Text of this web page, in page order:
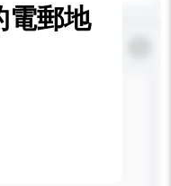
電郵地